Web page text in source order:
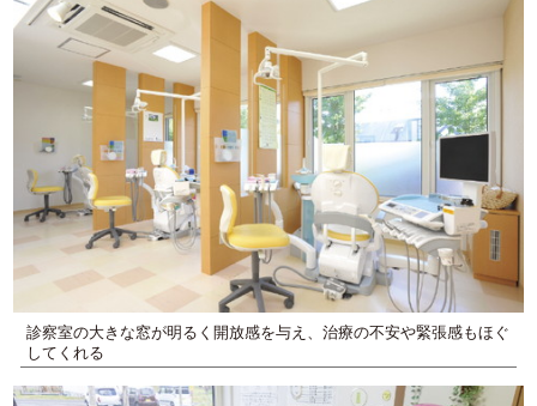
診察室の大きな窓が明るく開放感を与え、治療の不安や緊張感もほぐ
してくれる